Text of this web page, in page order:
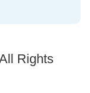
Rights